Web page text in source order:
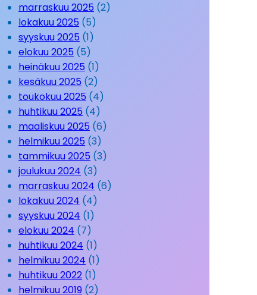
marraskuu 2025 (2)
lokakuu 2025 (5)
syyskuu 2025 (1)
elokuu 2025 (5)
heinäkuu 2025 (1)
kesäkuu 2025 (2)
toukokuu 2025 (4)
huhtikuu 2025 (4)
maaliskuu 2025 (6)
helmikuu 2025 (3)
tammikuu 2025 (3)
joulukuu 2024 (3)
marraskuu 2024 (6)
lokakuu 2024 (4)
syyskuu 2024 (1)
elokuu 2024 (7)
huhtikuu 2024 (1)
helmikuu 2024 (1)
huhtikuu 2022 (1)
helmikuu 2019 (2)